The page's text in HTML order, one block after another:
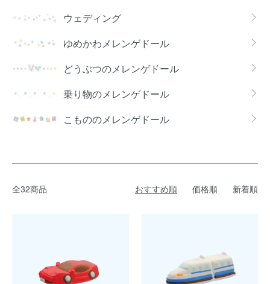
ウェディング
ゆめかわメレンゲドール
どうぶつのメレンゲドール
乗り物のメレンゲドール
こもののメレンゲドール
全32商品 おすすめ順 価格順 新着順